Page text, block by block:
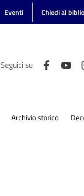
Eventi Chiedi al
Seguici su
Archivio storico